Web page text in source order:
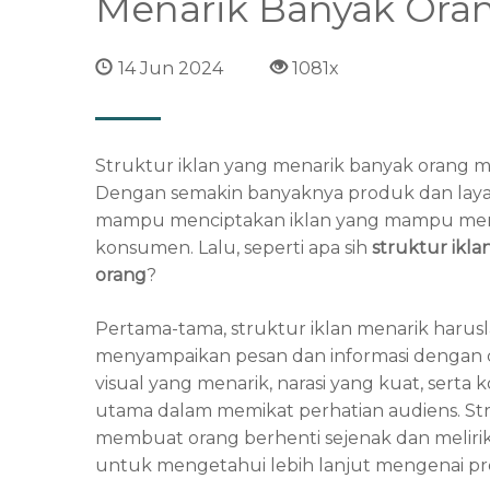
14 Jun 2024 1081x
Struktur iklan yang menarik banyak orang
Dengan semakin banyaknya produk dan
mampu menciptakan iklan yang mampu
konsumen. Lalu, seperti apa sih struktur
orang?
Pertama-tama, struktur iklan menarik
menyampaikan pesan dan informasi dengan
visual yang menarik, narasi yang kuat,
utama dalam memikat perhatian audiens.
membuat orang berhenti sejenak dan
untuk mengetahui lebih lanjut mengenai